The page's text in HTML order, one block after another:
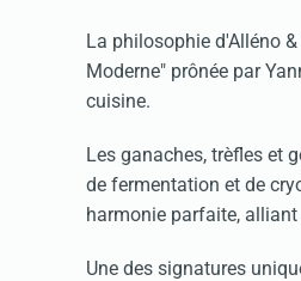
La philosophie d'Alléno
Moderne" prônée par
cuisine.
Les ganaches, trèfles et
de fermentation et de
harmonie parfaite,
Une des signatures